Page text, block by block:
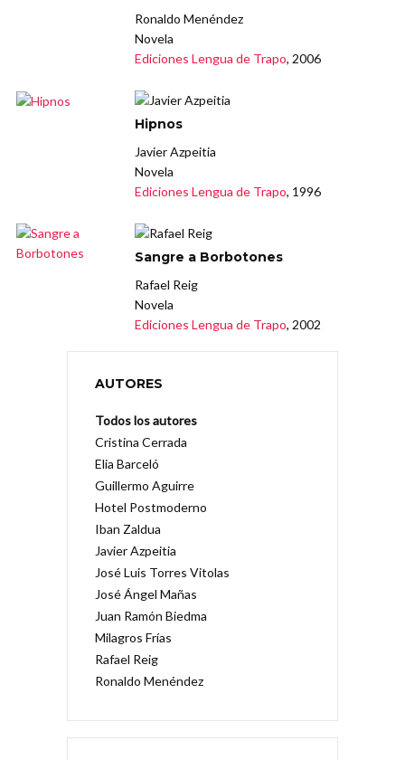
Ronaldo Menéndez
Novela
Ediciones Lengua de Trapo, 2006
Hipnos
Javier Azpeitia
Novela
Ediciones Lengua de Trapo, 1996
Sangre a Borbotones
Rafael Reig
Novela
Ediciones Lengua de Trapo, 2002
AUTORES
Todos los autores
Cristina Cerrada
Elia Barceló
Guillermo Aguirre
Hotel Postmoderno
Iban Zaldua
Javier Azpeitia
José Luis Torres Vitolas
José Ángel Mañas
Juan Ramón Biedma
Milagros Frías
Rafael Reig
Ronaldo Menéndez